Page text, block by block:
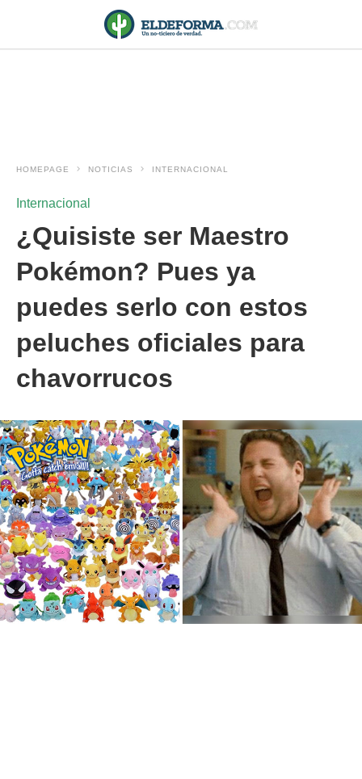
HOMEPAGE NOTICIAS INTERNACIONAL
Internacional
¿Quisiste ser Maestro
Pokémon? Pues ya
puedes serlo con estos
peluches oficiales para
chavorrucos